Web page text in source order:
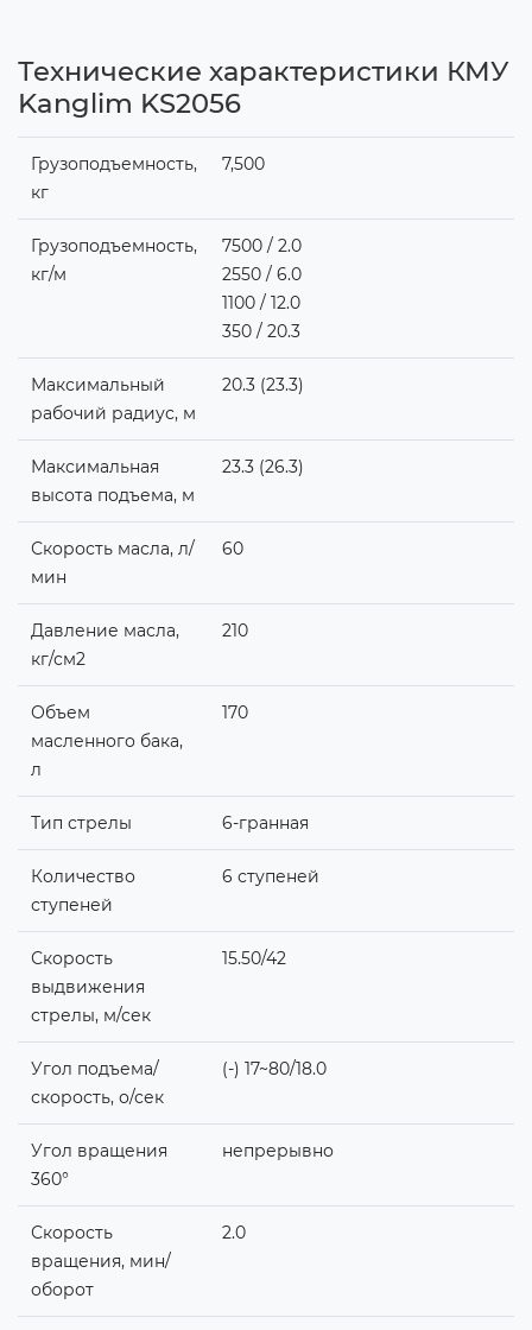
Технические характеристики КМУ
Kanglim KS2056
Грузоподъемность,
кг
7,500
Грузоподъемность,
кг/м
7500 / 2.0
2550 / 6.0
1100 / 12.0
350 / 20.3
Максимальный
рабочий радиус, м
20.3 (23.3)
Максимальная
высота подъема, м
23.3 (26.3)
Скорость масла, л/
мин
60
Давление масла,
кг/см2
210
Объем
масленного бака,
л
170
Тип стрелы 6-гранная
Количество
ступеней
6 ступеней
Скорость
выдвижения
стрелы, м/сек
15.50/42
Угол подъема/
скорость, о/сек
(-) 17~80/18.0
Угол вращения
360°
непрерывно
Скорость
вращения, мин/
оборот
2.0